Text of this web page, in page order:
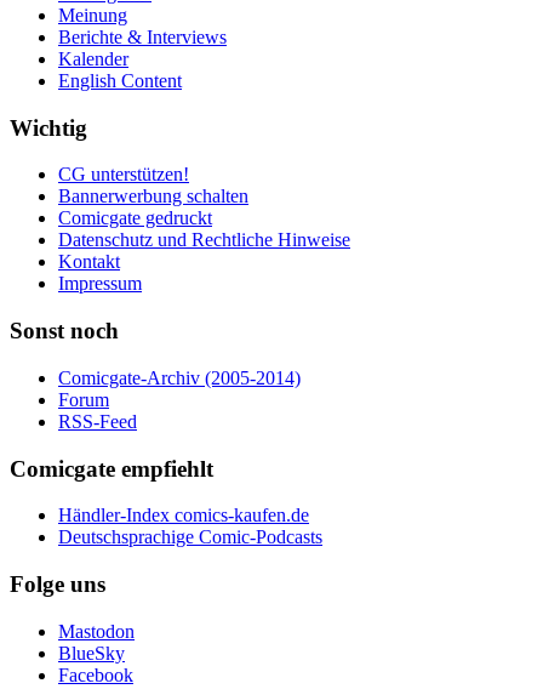
Meinung
Berichte & Interviews
Kalender
English Content
Wichtig
CG unterstützen!
Bannerwerbung schalten
Comicgate gedruckt
Datenschutz und Rechtliche Hinweise
Kontakt
Impressum
Sonst noch
Comicgate-Archiv (2005-2014)
Forum
RSS-Feed
Comicgate empfiehlt
Händler-Index comics-kaufen.de
Deutschsprachige Comic-Podcasts
Folge uns
Mastodon
BlueSky
Facebook